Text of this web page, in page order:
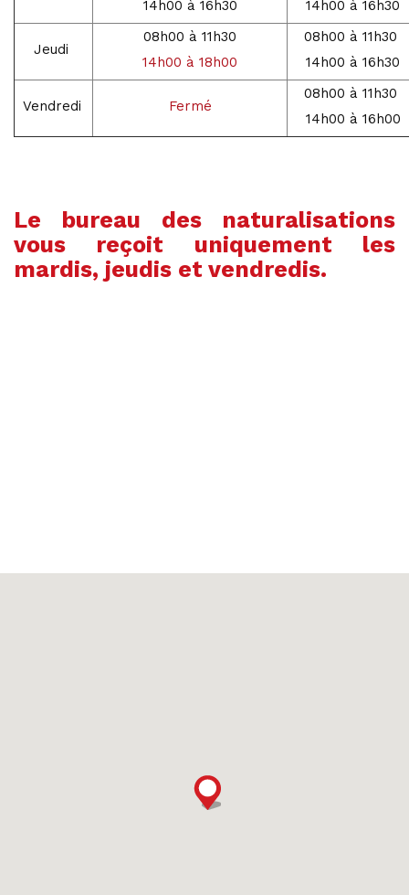
14h00 à 16h30 14h00 à 16h30
Jeudi
08h00 à 11h30
14h00 à 18h00
08h00 à 11h30
14h00 à 16h30
Vendredi Fermé
08h00 à 11h30
14h00 à 16h00
Le bureau des naturalisations
vous reçoit uniquement les
mardis, jeudis et vendredis.